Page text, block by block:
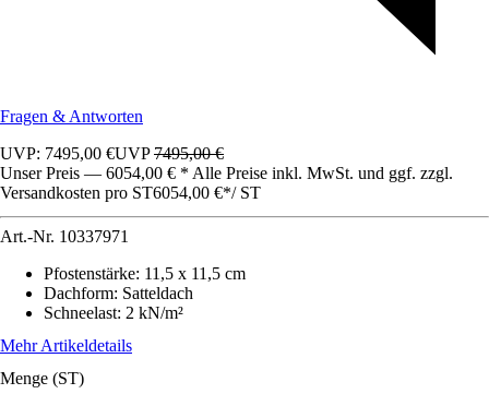
Fragen & Antworten
UVP: 7495,00 €UVP7495,00 €
Unser Preis — 6054,00 € * Alle Preise inkl. MwSt. und ggf. zzgl.
Versandkosten pro ST6054,00 €*/ ST
Art.-Nr. 10337971
Pfostenstärke: 11,5 x 11,5 cm
Dachform: Satteldach
Schneelast: 2 kN/m²
Mehr Artikeldetails
Menge (ST)